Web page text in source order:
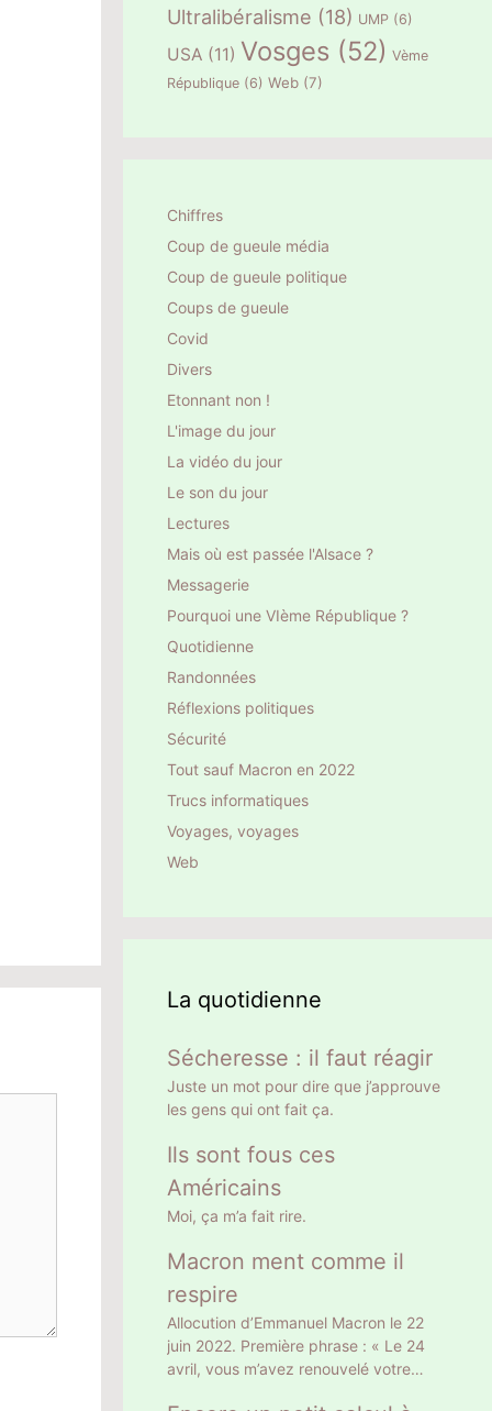
Ultralibéralisme (18) UMP (6)
USA (11) Vosges (52) Vème
République (6) Web (7)
Chiffres
Coup de gueule média
Coup de gueule politique
Coups de gueule
Covid
Divers
Etonnant non !
L'image du jour
La vidéo du jour
Le son du jour
Lectures
Mais où est passée l'Alsace ?
Messagerie
Pourquoi une VIème République ?
Quotidienne
Randonnées
Réflexions politiques
Sécurité
Tout sauf Macron en 2022
Trucs informatiques
Voyages, voyages
Web
La quotidienne
Sécheresse : il faut réagir
Juste un mot pour dire que j’approuve
les gens qui ont fait ça.
Ils sont fous ces
Américains
Moi, ça m’a fait rire.
Macron ment comme il
respire
Allocution d’Emmanuel Macron le 22
juin 2022. Première phrase : « Le 24
avril, vous m’avez renouvelé votre